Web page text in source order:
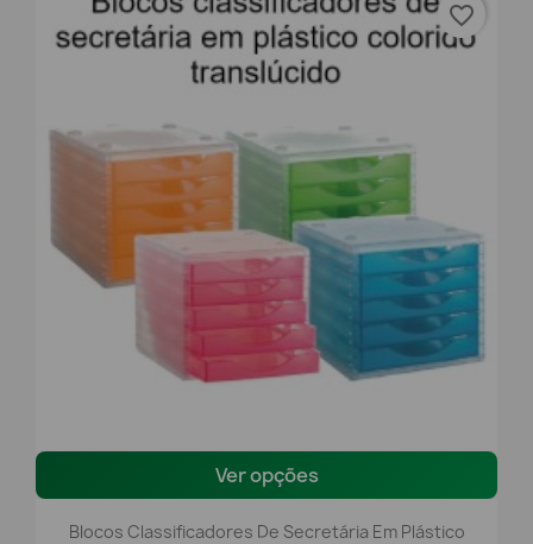
Ver opções
Blocos Classificadores De Secretária Em Plástico
favorite_border